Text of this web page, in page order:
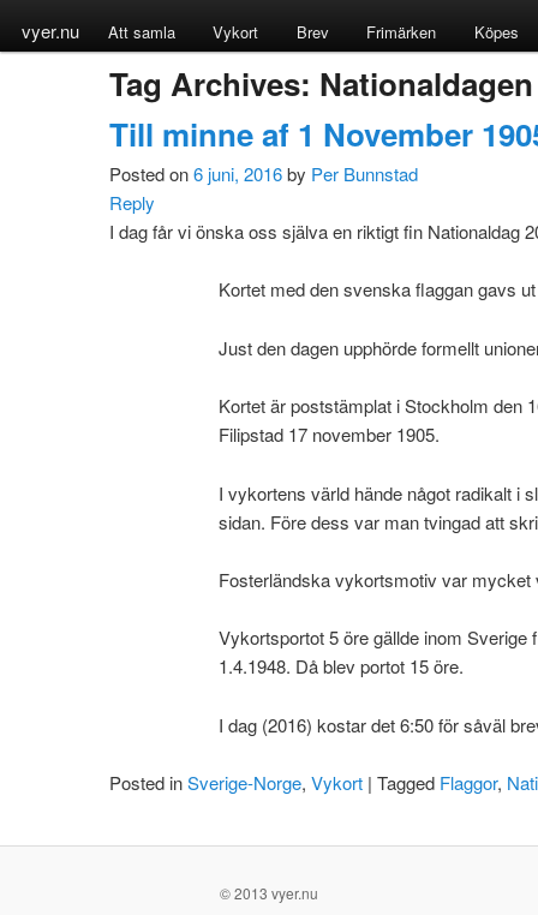
vyer.nu Att samla Vykort Brev Frimärken Köpes
Tag Archives: Nationaldagen
Till minne af 1 November
Posted on6 juni, 2016by Per Bunnstad
Reply
I dag får vi önska oss själva en riktigt fin Nationaldag
Kortet med den svenska flaggan gavs
Just den dagen upphörde formellt
Kortet är poststämplat i Stockholm den
Filipstad 17 november 1905.
I vykortens värld hände något radikalt i
sidan. Före dess var man tvingad att
Fosterländska vykortsmotiv var mycket
Vykortsportot 5 öre gällde inom Sverige
1.4.1948. Då blev portot 15 öre.
I dag (2016) kostar det 6:50 för såväl
Posted inSverige-Norge, Vykort | Tagged Flaggor,
© 2013 vyer.nu